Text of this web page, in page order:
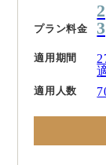
プラン料金
適用期間
適用人数